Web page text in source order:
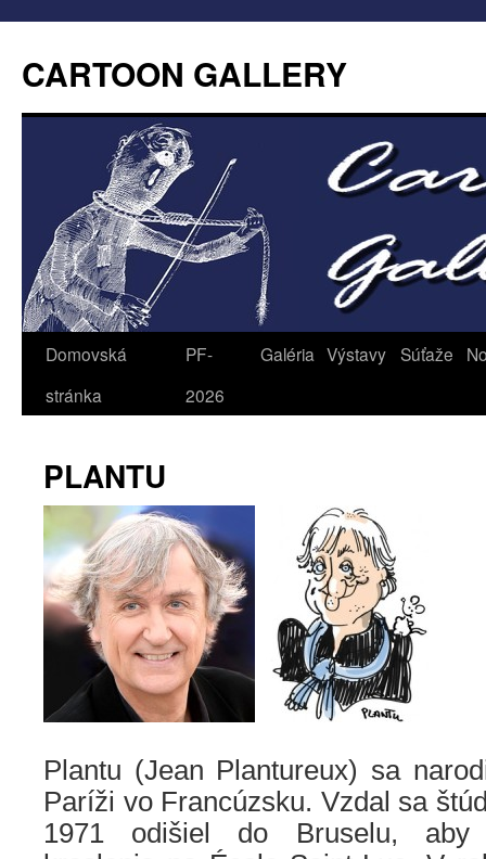
CARTOON GALLERY
Domovská
stránka
PF-
2026
Galéria Výstavy Súťaže
PLANTU
Plantu (Jean Plantureux) sa
Paríži vo Francúzsku. Vzdal sa
1971 odišiel do Bruselu, aby